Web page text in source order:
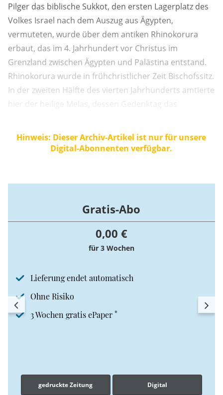
Pilger das biblische Sukkot, den ersten Lagerplatz des
Volkes Israel nach dem Auszug aus Ägypten,
vermuteten, wurde über dem antiken Rhinokorura
erbaut, das im 4. Jahrhundert vor Christus im
Grenzland zwischen Ägypten und Palästina entstand.
Rhinokorura wurde in frühchristlicher Zeit Bischofssitz.
In der zweiten Hälfte des vierten Jahrhunderts amtierte
hier der heilige Melas, dessen Gedenktag das
Hinweis: Dieser Archiv-Artikel ist nur für unsere
Digital-Abonnenten verfügbar.
Gratis-Abo
0,00 €
für 3 Wochen
Lieferung endet automatisch
Ohne Risiko
3 Wochen gratis ePaper *
gedruckte Zeitung Digital